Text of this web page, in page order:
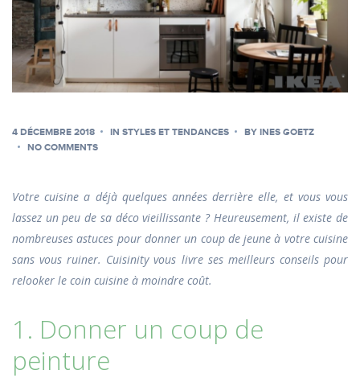
4 DÉCEMBRE 2018 IN STYLES ET TENDANCES BY INES GOETZ
NO COMMENTS
Votre cuisine a déjà quelques années derrière elle, et vous vous
lassez un peu de sa déco vieillissante ? Heureusement, il existe de
nombreuses astuces pour donner un coup de jeune à votre cuisine
sans vous ruiner. Cuisinity vous livre ses meilleurs conseils pour
relooker le coin cuisine à moindre coût.
1. Donner un coup de
peinture